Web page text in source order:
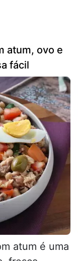
atum, ovo e
fácil
atum é uma